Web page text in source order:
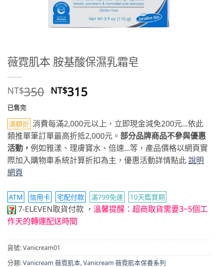
薇霓肌本 胺基酸保濕乳霜皂
NT$350 原
格：
NT$350。
NT$315目
格：
NT$315。
已售完
滿額折 消費每滿2,000元以上，立即現金減免200元...依此
類推單筆訂單最高折抵2,000元。 部分品牌商品不參與優惠
活動， 例如雅漾、理膚寶水、倍速...等，產品價格以網頁實
際加入購物車系統計算折扣為主，優惠活動詳情點此說明
網頁
ATM 信用卡 宅配付款 滿799免運 10天鑑賞期
7-ELEVEN取貨付款 ， 溫馨提醒：超商取貨需要3~5個工
作天的轉運配送時間
貨號:Vanicream01
分類:Vanicream 薇霓肌本,Vanicream 薇霓肌本保養系列